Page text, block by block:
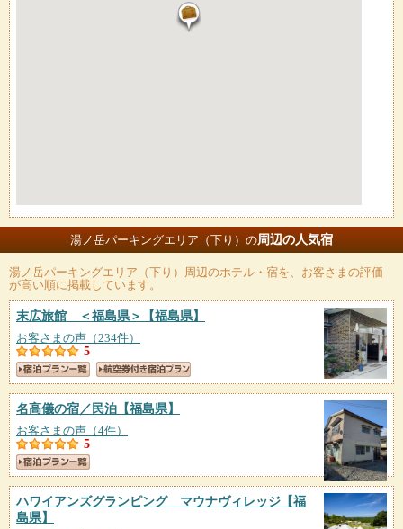
湯ノ岳パーキングエリア（下り）の周辺の人気宿
湯ノ岳パーキングエリア（下り） 周辺のホテル・宿を、お客さまの評価
が高い順に掲載しています。
末広旅館 ＜福島県＞ 【福島県】
お客さまの声（234件）
5
名高儀の宿／民泊 【福島県】
お客さまの声（4件）
5
ハワイアンズグランピング マウナヴィレッジ 【福
島県】